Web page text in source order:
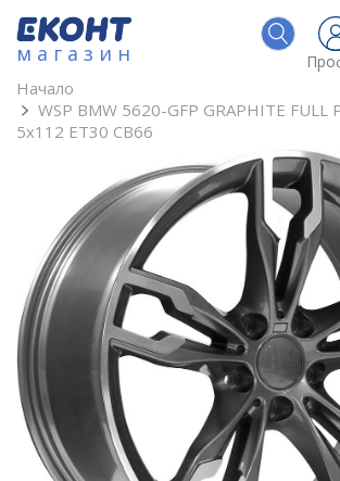
магазин
Начало
WSP BMW 5620-GFP GRAPHITE FULL
5x112 ET30 CB66